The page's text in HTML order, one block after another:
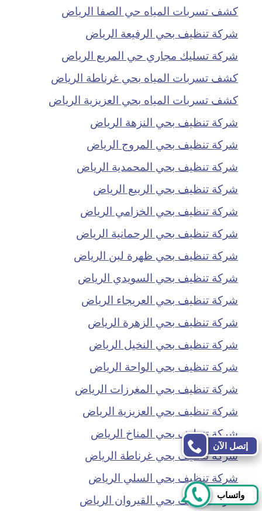
كشف تسربات المياه حي الصفا الرياض
شركة تنظيف بحي الرفيعة الرياض
شركة تسليك مجاري حي المربع الرياض
كشف تسربات المياه بحي غرناطة الرياض
كشف تسربات المياه بحي العزيزية الرياض
شركة تنظيف بحي النزهة الرياض
شركة تنظيف بحي المروج الرياض
شركة تنظيف بحي المحمدية الرياض
شركة تنظيف بحي الربيع الرياض
شركة تنظيف بحي الخزامي الرياض
شركة تنظيف بحي الرحمانية الرياض
شركة تنظيف بحي ظهرة لبن الرياض
شركة تنظيف بحي السويدي الرياض
شركة تنظيف بحي العريجاء الرياض
شركة تنظيف بحي الزهرة الرياض
شركة تنظيف بحي النخيل الرياض
شركة تنظيف بحي الواحة الرياض
شركة تنظيف بحي المغرزات الرياض
شركة تنظيف بحي العزيزية الرياض
شركة تنظيف بحي المناخ الرياض
شركة تنظيف بحي غرناطة الرياض
شركة تنظيف بحي السلي الرياض
شركة تنظيف بحي القيروان الرياض
إتصل الآن
واتساب